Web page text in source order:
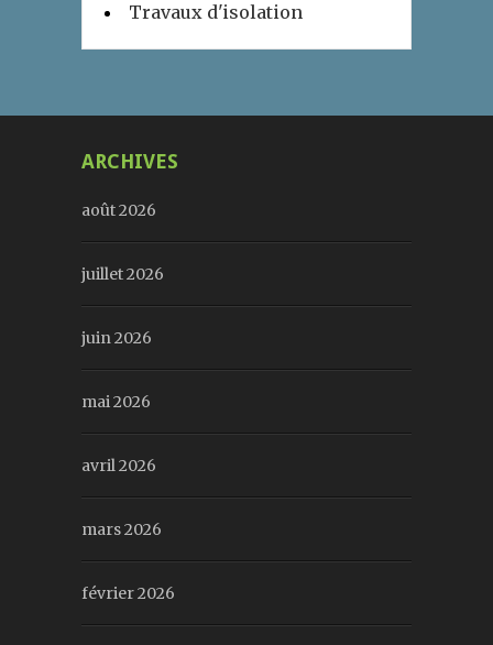
Travaux d'isolation
ARCHIVES
août 2026
juillet 2026
juin 2026
mai 2026
avril 2026
mars 2026
février 2026